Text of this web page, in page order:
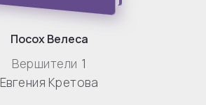
Посох Велеса
Вершители 1
Евгения Кретова